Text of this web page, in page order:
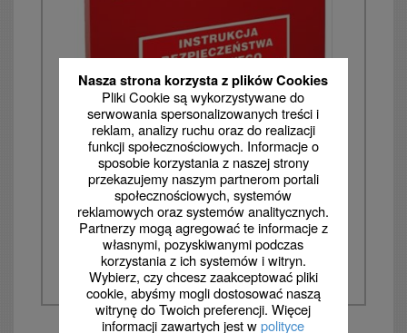
Nasza strona korzysta z plików Cookies
Pliki Cookie są wykorzystywane do
serwowania spersonalizowanych treści i
reklam, analizy ruchu oraz do realizacji
funkcji społecznościowych. Informacje o
sposobie korzystania z naszej strony
przekazujemy naszym partnerom portali
społecznościowych, systemów
reklamowych oraz systemów analitycznych.
Partnerzy mogą agregować te informacje z
własnymi, pozyskiwanymi podczas
korzystania z ich systemów i witryn.
Wybierz, czy chcesz zaakceptować pliki
cookie, abyśmy mogli dostosować naszą
witrynę do Twoich preferencji. Więcej
informacji zawartych jest wpolityce
Szafka na instrukcję
bezpieczeństwa pożarowego
od206,62zł
Kup